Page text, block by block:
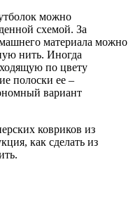
можно
схемой. За
материала можно
нить. Иногда
по цвету
полоски ее –
вариант
ковриков из
как сделать из